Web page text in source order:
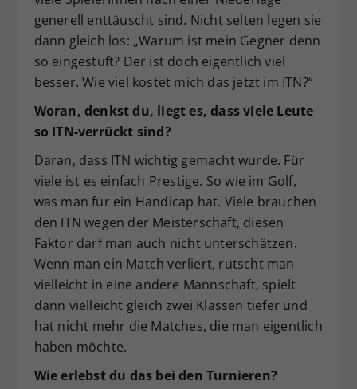
generell enttäuscht sind. Nicht selten legen sie
dann gleich los: „Warum ist mein Gegner denn
so eingestuft? Der ist doch eigentlich viel
besser. Wie viel kostet mich das jetzt im ITN?“
Woran, denkst du, liegt es, dass viele Leute
so ITN-verrückt sind?
Daran, dass ITN wichtig gemacht wurde. Für
viele ist es einfach Prestige. So wie im Golf,
was man für ein Handicap hat. Viele brauchen
den ITN wegen der Meisterschaft, diesen
Faktor darf man auch nicht unterschätzen.
Wenn man ein Match verliert, rutscht man
vielleicht in eine andere Mannschaft, spielt
dann vielleicht gleich zwei Klassen tiefer und
hat nicht mehr die Matches, die man eigentlich
haben möchte.
Wie erlebst du das bei den Turnieren?